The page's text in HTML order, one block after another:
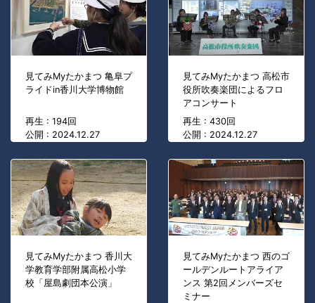
見てみMyたかまつ 亀阜プ
ライドin香川大学博物館
再生 : 194回
公開 : 2024.12.27
見てみMyたかまつ 高松市
役所吹奏楽団によるフロ
アコンサート
再生 : 430回
公開 : 2024.12.27
見てみMyたかまつ 香川大
学教育学部附属高松小学
校「屋島劇団本公演」
見てみMyたかまつ 西のゴ
ールデンルートアライア
ンス 第2回メンバーズセ
ミナー